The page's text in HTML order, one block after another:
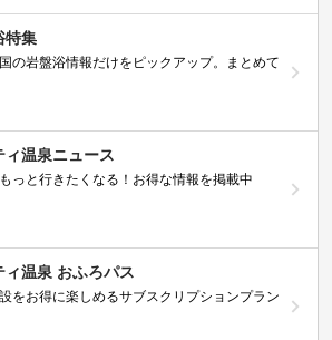
特集
の岩盤浴情報だけをピックアップ。まとめて
ィ温泉ニュース
っと行きたくなる！お得な情報を掲載中
ィ温泉 おふろパス
をお得に楽しめるサブスクリプションプラン